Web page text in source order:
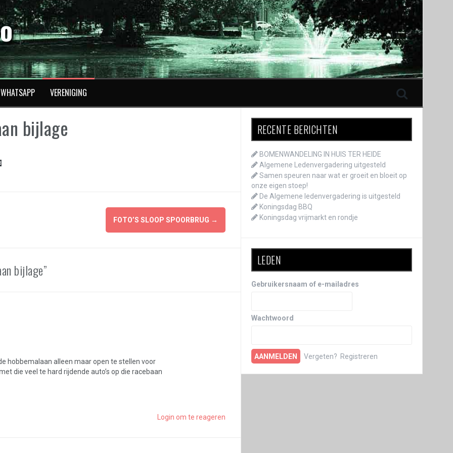
WHATSAPP VERENIGING
bijlage
FOTO’S SLOOP SPOORBRUG →
bijlage”
hobbemalaan alleen maar open te stellen voor
die veel te hard rijdende auto’s op die racebaan
Login om te reageren
RECENTE BERICHTEN
BOMENWANDELING IN HUIS TER HEIDE
Algemene Ledenvergadering uitgesteld
Samen speuren naar wat er groeit en bloeit op
onze eigen stoep!
De Algemene ledenvergadering is uitgesteld
Koningsdag BBQ
Koningsdag vrijmarkt en rondje
LEDEN
Gebruikersnaam of e-mailadres
Wachtwoord
Vergeten? Registreren